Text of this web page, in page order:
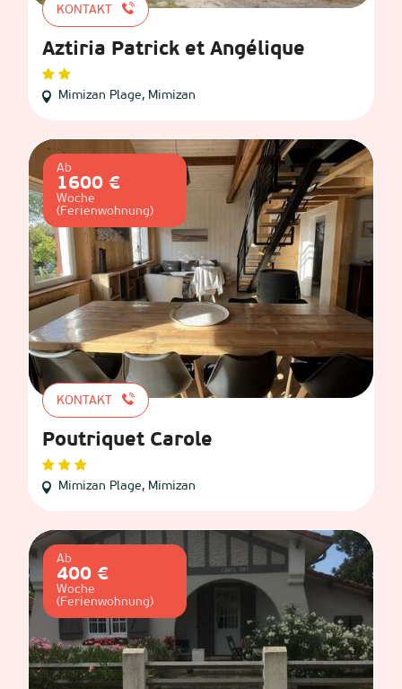
KONTAKT
Aztiria Patrick et Angélique
Mimizan Plage, Mimizan
Ab
1600 €
Woche
(Ferienwohnung)
KONTAKT
Poutriquet Carole
Mimizan Plage, Mimizan
Ab
400 €
Woche
(Ferienwohnung)